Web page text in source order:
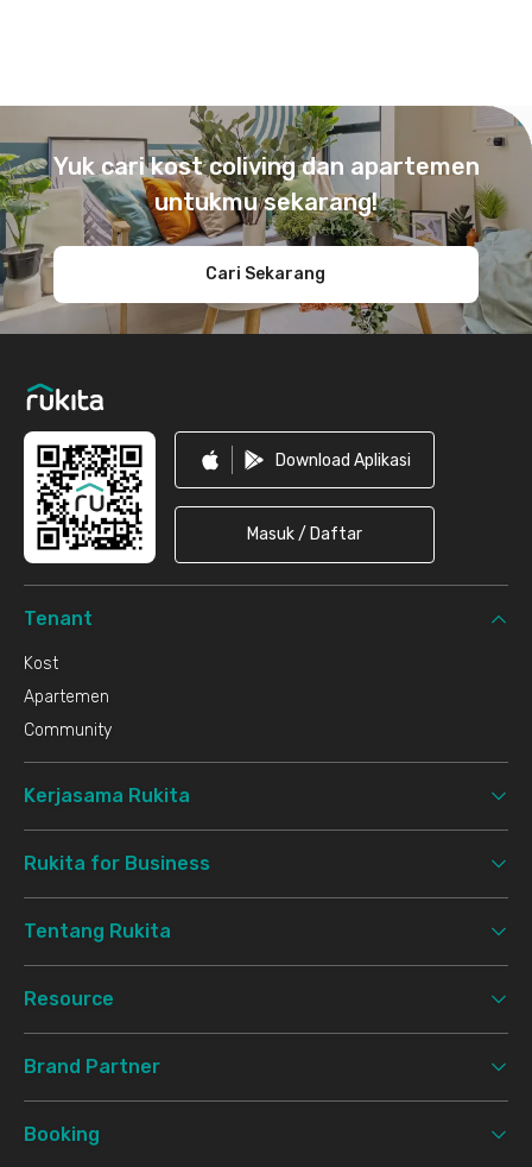
Yuk cari kost coliving dan apartemen
untukmu sekarang!
Cari Sekarang
Download Aplikasi
Masuk / Daftar
Tenant
Kost
Apartemen
Community
Kerjasama Rukita
Rukita for Business
Tentang Rukita
Resource
Brand Partner
Booking